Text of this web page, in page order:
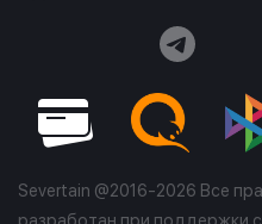
Severtain @2016-2026 Все